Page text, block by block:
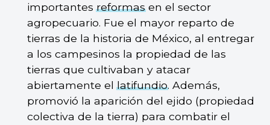
importantesreformasen el sector
agropecuario. Fue el mayor reparto de
tierras de la historia de México, al entregar
a los campesinos la propiedad de las
tierras que cultivaban y atacar
abiertamente ellatifundio. Además,
promovió la aparición del ejido (propiedad
colectiva de la tierra) para combatir el